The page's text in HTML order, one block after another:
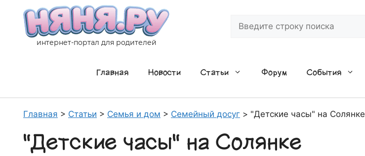
содержимому
интернет-портал для родителей
Главная Новости Статьи Форум События
Главная > Статьи > Семья и дом > Семейный досуг > "Детские часы" на Солянке
"Детские часы" на Солянке